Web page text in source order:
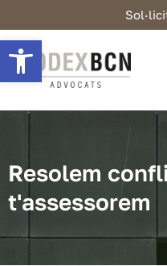
Obre la barra d'eines
Resolem
t'assessorem